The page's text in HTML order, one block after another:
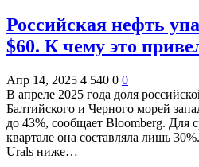
Российская нефть
$60. К чему это
Апр 14, 2025 4 540 0 0
В апреле 2025 года доля
Балтийского и Черного морей
до 43%, сообщает Bloomberg. Для
квартале она составляла лишь
Urals ниже…